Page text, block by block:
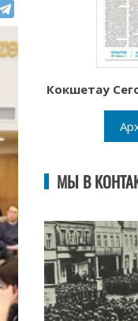
Кокшетау
МЫ В